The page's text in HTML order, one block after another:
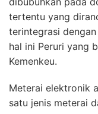
tertentu yang
terintegrasi
hal ini Peruri yang
Kemenkeu.
Meterai elektronik
satu jenis meterai